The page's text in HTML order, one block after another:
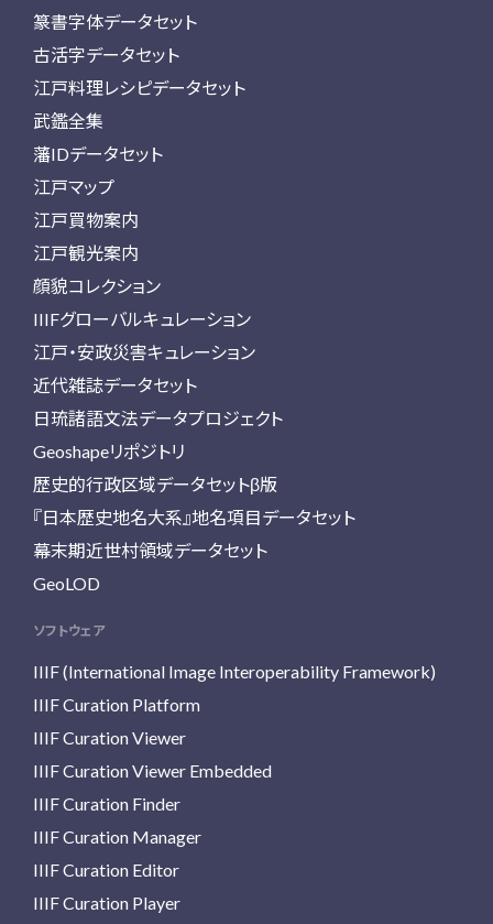
篆書字体データセット
古活字データセット
江戸料理レシピデータセット
武鑑全集
藩IDデータセット
江戸マップ
江戸買物案内
江戸観光案内
顔貌コレクション
IIIFグローバルキュレーション
江戸・安政災害キュレーション
近代雑誌データセット
日琉諸語文法データプロジェクト
Geoshapeリポジトリ
歴史的行政区域データセットβ版
『日本歴史地名大系』地名項目データセット
幕末期近世村領域データセット
GeoLOD
ソフトウェア
IIIF (International Image Interoperability Framework)
IIIF Curation Platform
IIIF Curation Viewer
IIIF Curation Viewer Embedded
IIIF Curation Finder
IIIF Curation Manager
IIIF Curation Editor
IIIF Curation Player